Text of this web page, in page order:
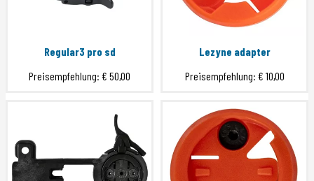
Regular3 pro sd
Preisempfehlung: € 50,00
Lezyne adapter
Preisempfehlung: € 10,00